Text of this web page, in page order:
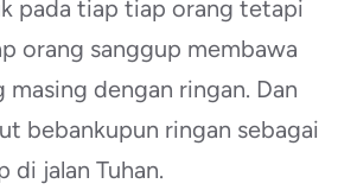
pada tiap tiap orang tetapi
orang sanggup membawa
masing dengan ringan. Dan
bebankupun ringan sebagai
di jalan Tuhan.